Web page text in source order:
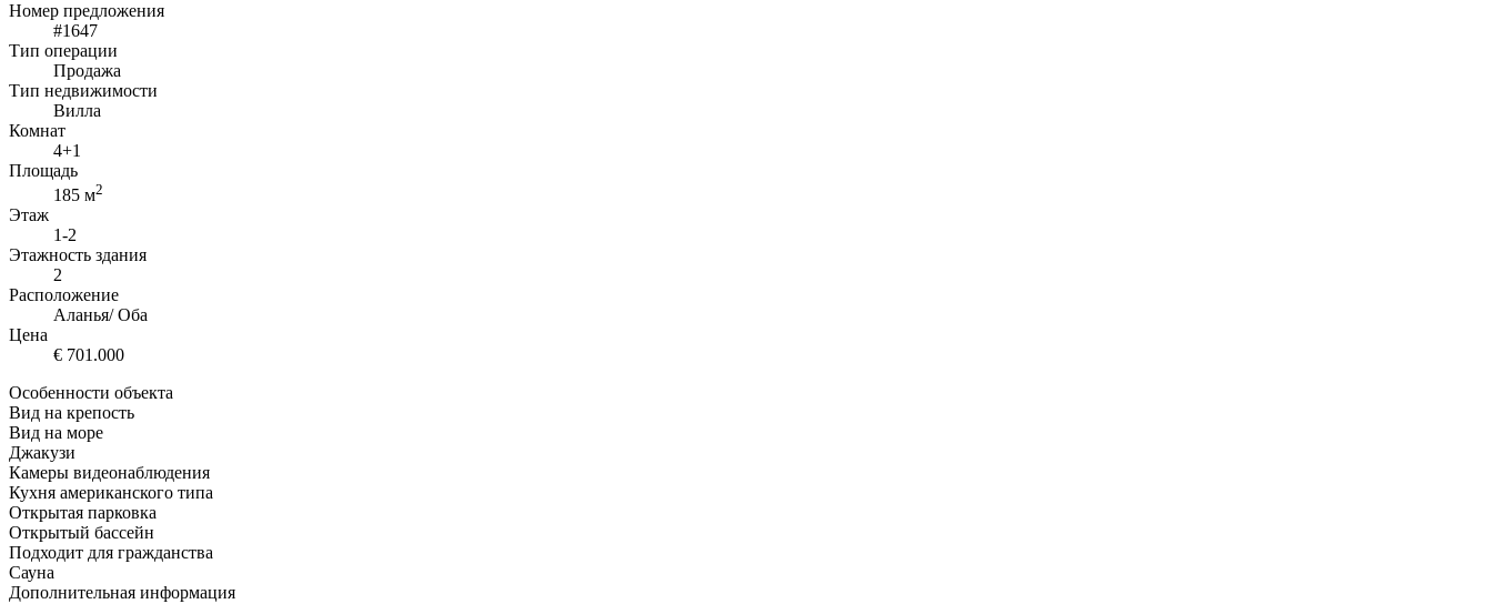
Номер предложения
#1647
Тип операции
Продажа
Тип недвижимости
Вилла
Комнат
4+1
Площадь
185 м2
Этаж
1-2
Этажность здания
2
Расположение
Аланья/ Оба
Цена
€ 701.000
Особенности объекта
Вид на крепость
Вид на море
Джакузи
Камеры видеонаблюдения
Кухня американского типа
Открытая парковка
Открытый бассейн
Подходит для гражданства
Сауна
Дополнительная информация